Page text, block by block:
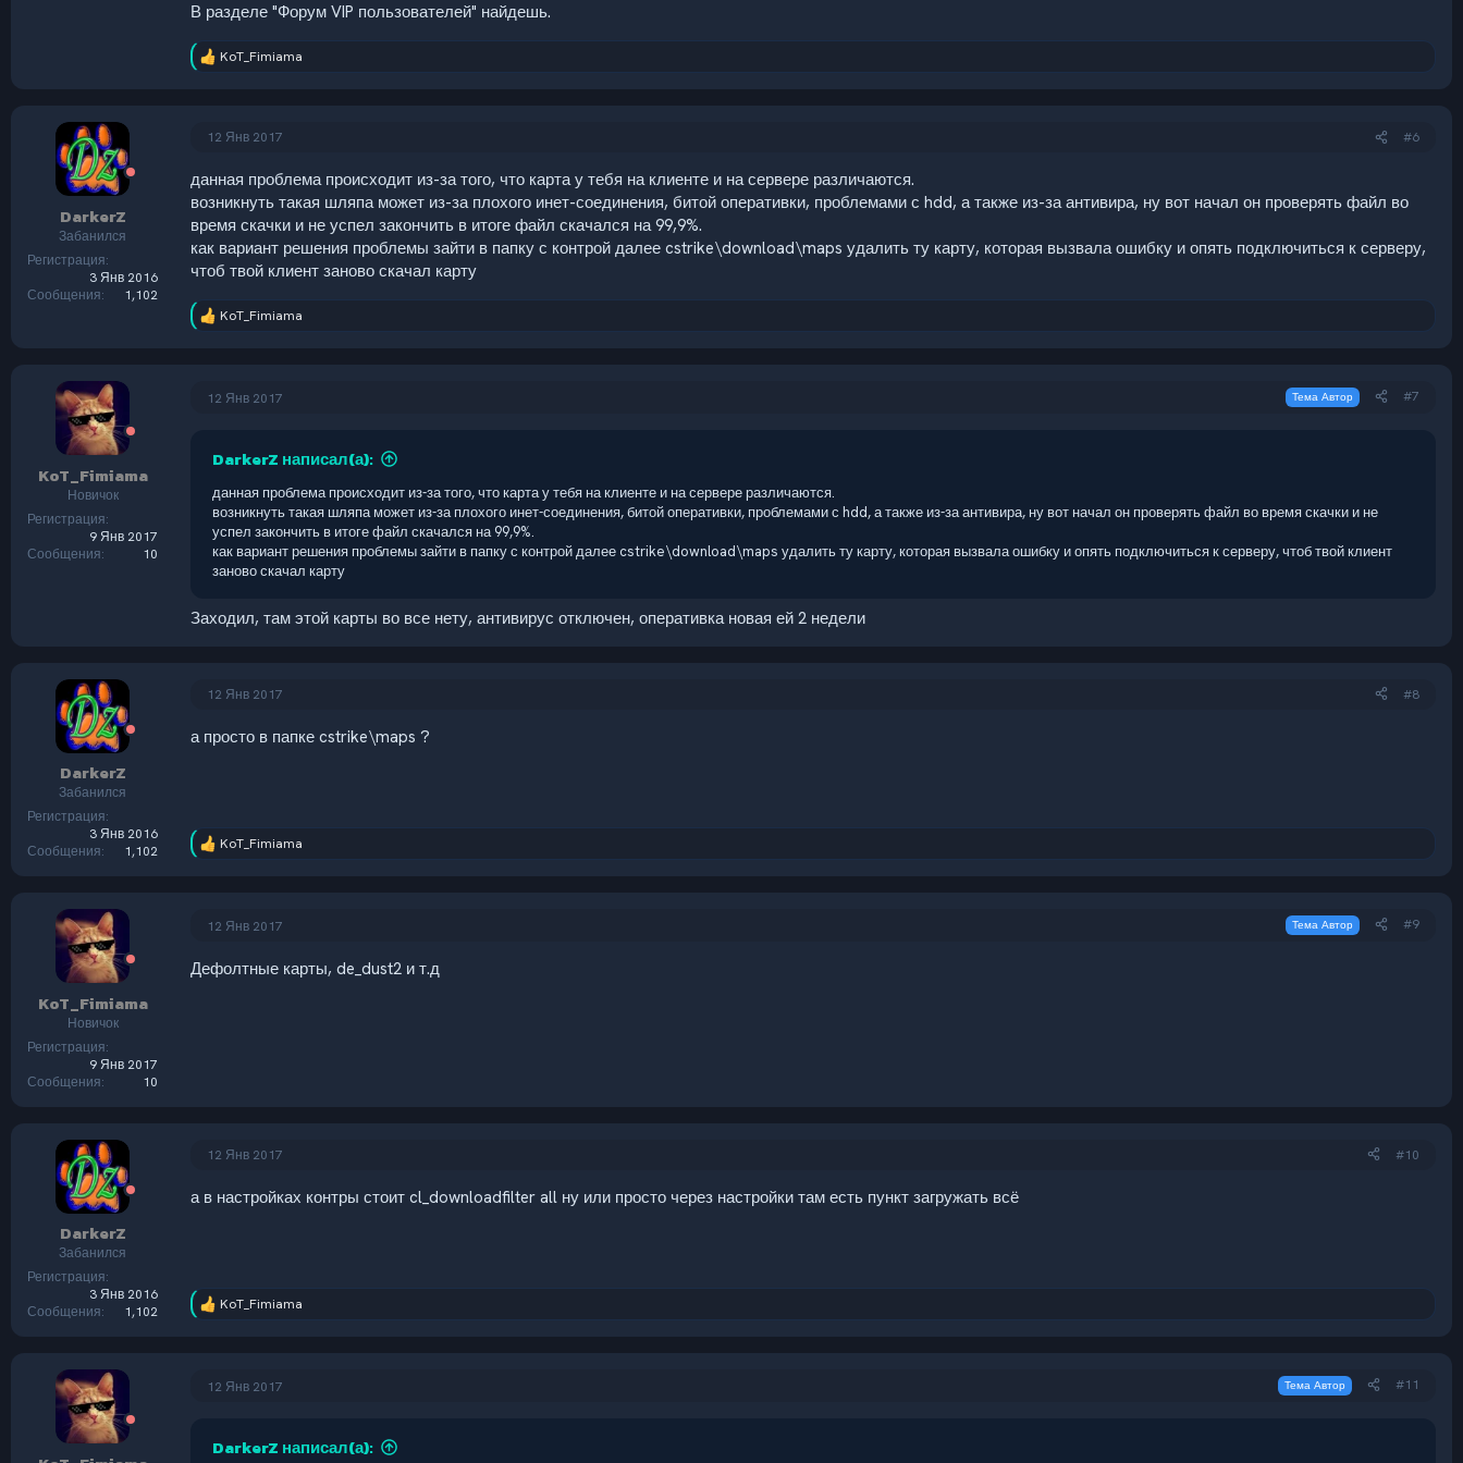
В разделе "Форум VIP пользователей" найдешь.
Р
:
KoT_Fimiama
DarkerZ
Забанился
Регистрация
3 Янв 2016
Сообщения
1,102
12 Янв 2017 #6
данная проблема происходит из-за того, что карта у тебя на клиенте и на сервере различаются.
возникнуть такая шляпа может из-за плохого инет-соединения, битой оперативки, проблемами с hdd, а также из-за антивира, ну вот начал он проверять файл во
время скачки и не успел закончить в итоге файл скачался на 99,9%.
как вариант решения проблемы зайти в папку с контрой далее cstrike\download\maps удалить ту карту, которая вызвала ошибку и опять подключиться к серверу,
чтоб твой клиент заново скачал карту
Р
KoT_Fimiama
KoT_Fimiama
Новичок
Регистрация
9 Янв 2017
Сообщения
10
12 Янв 2017 Тема Автор #7
DarkerZ написал(а):
данная проблема происходит из-за того, что карта у тебя на клиенте и на сервере различаются.
возникнуть такая шляпа может из-за плохого инет-соединения, битой оперативки, проблемами с hdd, а также из-за антивира, ну вот начал он проверять файл во время скачки и не
успел закончить в итоге файл скачался на 99,9%.
как вариант решения проблемы зайти в папку с контрой далее cstrike\download\maps удалить ту карту, которая вызвала ошибку и опять подключиться к серверу, чтоб твой клиент
заново скачал карту
Заходил, там этой карты во все нету, антивирус отключен, оперативка новая ей 2 недели
DarkerZ
Забанился
Регистрация
3 Янв 2016
Сообщения
1,102
12 Янв 2017 #8
а просто в папке cstrike\maps ?
Р
:
KoT_Fimiama
KoT_Fimiama
Новичок
Регистрация
9 Янв 2017
Сообщения
10
12 Янв 2017 Тема Автор #9
Дефолтные карты, de_dust2 и т.д
DarkerZ
Забанился
Регистрация
3 Янв 2016
Сообщения
1,102
12 Янв 2017 #10
а в настройках контры стоит cl_downloadfilter all ну или просто через настройки там есть пункт загружать всё
Р
KoT_Fimiama
12 Янв 2017 Тема Автор #11
DarkerZ написал(а):